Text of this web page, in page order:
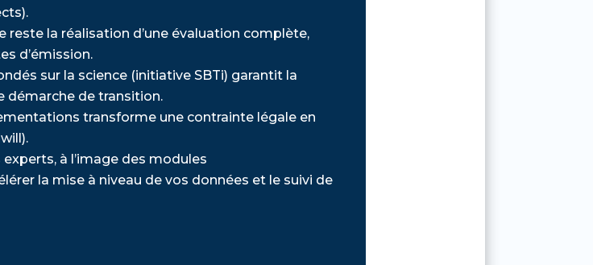
la réalisation d’une évaluation complète,
d’émission.
sur la science (initiative SBTi) garantit la
démarche de transition.
transforme une contrainte légale en
à l’image des modules
la mise à niveau de vos données et le suivi de